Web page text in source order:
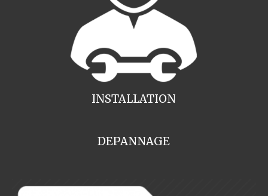
INSTALLATION
DEPANNAGE